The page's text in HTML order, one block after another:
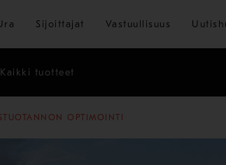
Siirry pääsisältöön
Sijoittajat Vastuullisuus
Kaikki tuotteet
OPTIMOINTI